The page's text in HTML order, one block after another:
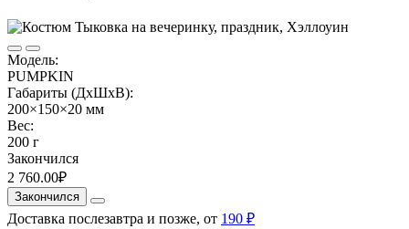
Модель:
PUMPKIN
Габариты (ДхШхВ):
200×150×20 мм
Вес:
200 г
Закончился
2 760.00₽
Закончился
Доставка послезавтра и позже, от 190 ₽